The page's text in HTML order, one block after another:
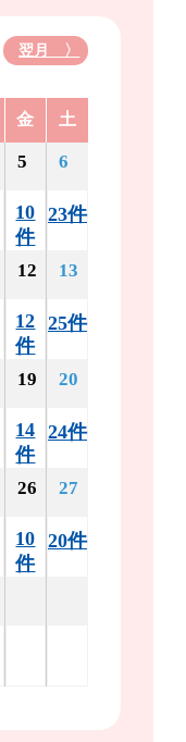
翌月 〉
金 土
5
10
件
6
23件
12
12
件
13
25件
19
14
件
20
24件
26
10
件
27
20件